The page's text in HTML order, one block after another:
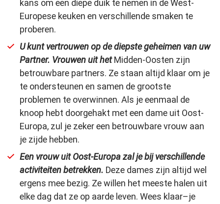
kans om een diepe duik te nemen in de West-
Europese keuken en verschillende smaken te
proberen.
U kunt vertrouwen op de diepste geheimen van uw
Partner. Vrouwen uit hetMidden-Oosten zijn
betrouwbare partners. Ze staan altijd klaar om je
te ondersteunen en samen de grootste
problemen te overwinnen. Als je eenmaal de
knoop hebt doorgehakt met een dame uit Oost-
Europa, zul je zeker een betrouwbare vrouw aan
je zijde hebben.
Een vrouw uit Oost-Europa zal je bij verschillende
activiteiten betrekken. Deze dames zijn altijd wel
ergens mee bezig. Ze willen het meeste halen uit
elke dag dat ze op aarde leven. Wees klaar–je